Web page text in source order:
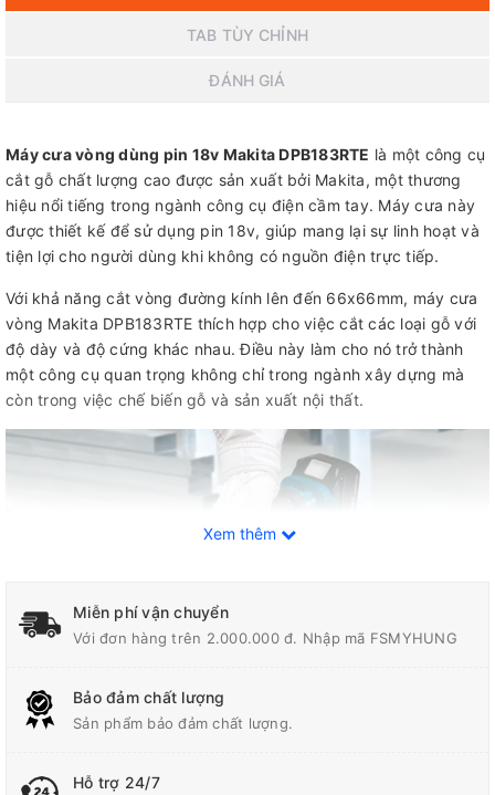
TAB TÙY CHỈNH
ĐÁNH GIÁ
Máy cưa vòng dùng pin 18v Makita DPB183RTE là một công cụ
cắt gỗ chất lượng cao được sản xuất bởi Makita, một thương
hiệu nổi tiếng trong ngành công cụ điện cầm tay. Máy cưa này
được thiết kế để sử dụng pin 18v, giúp mang lại sự linh hoạt và
tiện lợi cho người dùng khi không có nguồn điện trực tiếp.
Với khả năng cắt vòng đường kính lên đến 66x66mm, máy cưa
vòng Makita DPB183RTE thích hợp cho việc cắt các loại gỗ với
độ dày và độ cứng khác nhau. Điều này làm cho nó trở thành
một công cụ quan trọng không chỉ trong ngành xây dựng mà
còn trong việc chế biến gỗ và sản xuất nội thất.
Makita luôn chú trọng đến việc cung cấp sản phẩm chất lượng
Xem thêm
Miễn phí vận chuyển
Với đơn hàng trên 2.000.000 đ. Nhập mã FSMYHUNG
Bảo đảm chất lượng
Sản phẩm bảo đảm chất lượng.
Hỗ trợ 24/7